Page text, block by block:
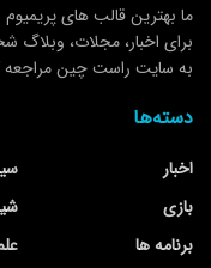
ما بهترین قالب های
برای اخبار، مجلات،
به سایت راست چین مراجعه
دسته‌ها
اخبار
بازی
برنامه ها